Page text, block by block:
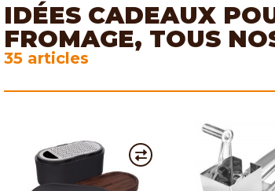
IDÉES CADEAUX
FROMAGE, TOUS
35 articles